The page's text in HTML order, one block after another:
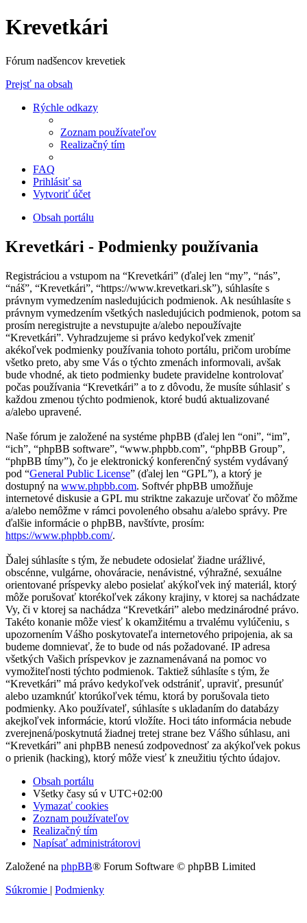
Krevetkári
Fórum nadšencov krevetiek
Prejsť na obsah
Rýchle odkazy
Zoznam používateľov
Realizačný tím
FAQ
Prihlásiť sa
Vytvoriť účet
Obsah portálu
Krevetkári - Podmienky používania
Registráciou a vstupom na “Krevetkári” (ďalej len “my”, “nás”,
“náš”, “Krevetkári”, “https://www.krevetkari.sk”), súhlasíte s
právnym vymedzením nasledujúcich podmienok. Ak nesúhlasíte s
právnym vymedzením všetkých nasledujúcich podmienok, potom sa
prosím neregistrujte a nevstupujte a/alebo nepoužívajte
“Krevetkári”. Vyhradzujeme si právo kedykoľvek zmeniť
akékoľvek podmienky používania tohoto portálu, pričom urobíme
všetko preto, aby sme Vás o týchto zmenách informovali, avšak
bude vhodné, ak tieto podmienky budete pravidelne kontrolovať
počas používania “Krevetkári” a to z dôvodu, že musíte súhlasiť s
každou zmenou týchto podmienok, ktoré budú aktualizované
a/alebo upravené.
Naše fórum je založené na systéme phpBB (ďalej len “oni”, “im”,
“ich”, “phpBB software”, “www.phpbb.com”, “phpBB Group”,
“phpBB tímy”), čo je elektronický konferenčný systém vydávaný
pod “General Public License” (ďalej len “GPL”), a ktorý je
dostupný na www.phpbb.com. Softvér phpBB umožňuje
internetové diskusie a GPL mu striktne zakazuje určovať čo môžme
a/alebo nemôžme v rámci povoleného obsahu a/alebo správy. Pre
ďalšie informácie o phpBB, navštívte, prosím:
https://www.phpbb.com/.
Ďalej súhlasíte s tým, že nebudete odosielať žiadne urážlivé,
obscénne, vulgárne, ohováracie, nenávistné, výhražné, sexuálne
orientované príspevky alebo posielať akýkoľvek iný materiál, ktorý
môže porušovať ktorékoľvek zákony krajiny, v ktorej sa nachádzate
Vy, či v ktorej sa nachádza “Krevetkári” alebo medzinárodné právo.
Takéto konanie môže viesť k okamžitému a trvalému vylúčeniu, s
upozornením Vášho poskytovateľa internetového pripojenia, ak sa
budeme domnievať, že to bude od nás požadované. IP adresa
všetkých Vašich príspevkov je zaznamenávaná na pomoc vo
vymožiteľnosti týchto podmienok. Taktiež súhlasíte s tým, že
“Krevetkári” má právo kedykoľvek odstrániť, upraviť, presunúť
alebo uzamknúť ktorúkoľvek tému, ktorá by porušovala tieto
podmienky. Ako používateľ, súhlasíte s ukladaním do databázy
akejkoľvek informácie, ktorú vložíte. Hoci táto informácia nebude
zverejnená/poskytnutá žiadnej tretej strane bez Vášho súhlasu, ani
“Krevetkári” ani phpBB nenesú zodpovednosť za akýkoľvek pokus
o prienik (hacking), ktorý môže viesť k zneužitiu týchto údajov.
Obsah portálu
Všetky časy sú v UTC+02:00
Vymazať cookies
Zoznam používateľov
Realizačný tím
Napísať administrátorovi
Založené na phpBB® Forum Software © phpBB Limited
Súkromie | Podmienky